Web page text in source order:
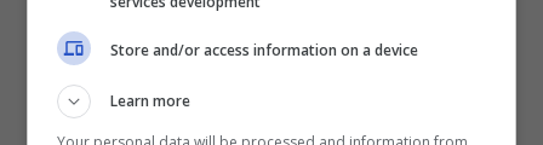
legate a Marino e Fabrizio
: pare che i due si
sempre di piùnon pensare a suo marito
Store and/or access information on a device
Learn more